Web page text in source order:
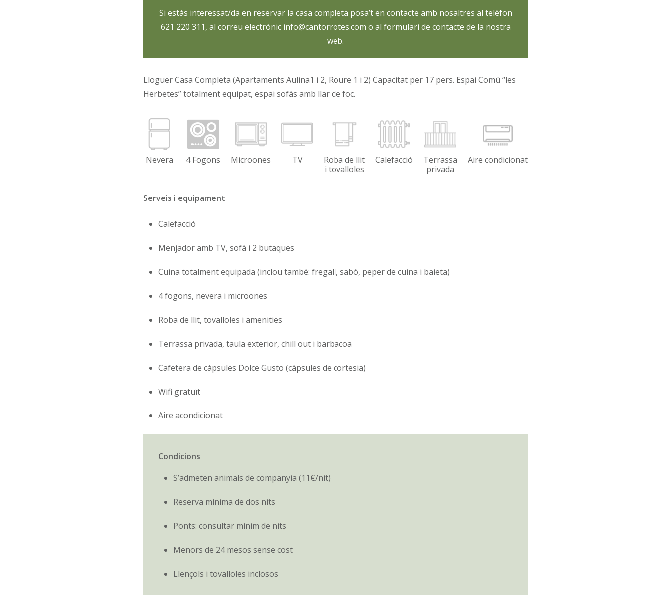
Si estás interessat/da en reservar la casa completa posa’t en contacte amb nosaltres al telèfon
621 220 311, al correu electrònic info@cantorrotes.com o al formulari de contacte de la nostra
web.
Lloguer Casa Completa (Apartaments Aulina1 i 2, Roure 1 i 2) Capacitat per 17 pers. Espai Comú “les
Herbetes” totalment equipat, espai sofàs amb llar de foc.
Nevera 4 Fogons Microones TV
Roba de llit
i tovalloles
Calefacció
Terrassa
privada
Aire condicionat
Serveis i equipament
Calefacció
Menjador amb TV, sofà i 2 butaques
Cuina totalment equipada (inclou també: fregall, sabó, peper de cuina i baieta)
4 fogons, nevera i microones
Roba de llit, tovalloles i amenities
Terrassa privada, taula exterior, chill out i barbacoa
Cafetera de càpsules Dolce Gusto (càpsules de cortesia)
Wifi gratuït
Aire acondicionat
Condicions
S’admeten animals de companyia (11€/nit)
Reserva mínima de dos nits
Ponts: consultar mínim de nits
Menors de 24 mesos sense cost
Llençols i tovalloles inclosos